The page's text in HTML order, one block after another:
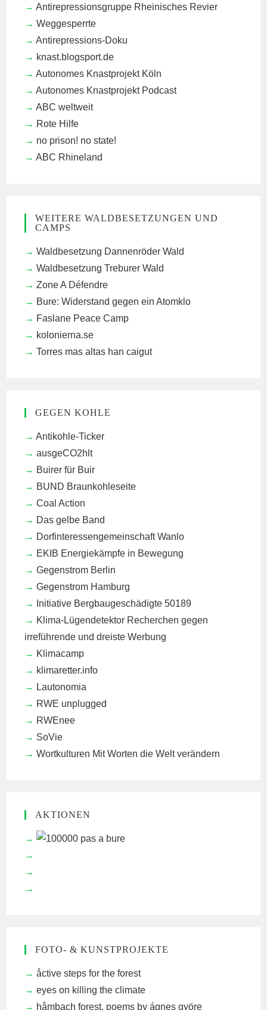
Antirepressionsgruppe Rheinisches Revier
Weggesperrte
Antirepressions-Doku
knast.blogsport.de
Autonomes Knastprojekt Köln
Autonomes Knastprojekt Podcast
ABC weltweit
Rote Hilfe
no prison! no state!
ABC Rhineland
WEITERE WALDBESETZUNGEN UND
CAMPS
Waldbesetzung Dannenröder Wald
Waldbesetzung Treburer Wald
Zone A Défendre
Bure: Widerstand gegen ein Atomklo
Faslane Peace Camp
kolonierna.se
Torres mas altas han caigut
GEGEN KOHLE
Antikohle-Ticker
ausgeCO2hlt
Buirer für Buir
BUND Braunkohleseite
Coal Action
Das gelbe Band
Dorfinteressengemeinschaft Wanlo
EKIB Energiekämpfe in Bewegung
Gegenstrom Berlin
Gegenstrom Hamburg
Initiative Bergbaugeschädigte 50189
Klima-Lügendetektor Recherchen gegen
irreführende und dreiste Werbung
Klimacamp
klimaretter.info
Lautonomia
RWE unplugged
RWEnee
SoVie
Wortkulturen Mit Worten die Welt verändern
AKTIONEN
FOTO- & KUNSTPROJEKTE
åctive steps for the forest
eyes on killing the climate
håmbach forest, poems by ágnes györe